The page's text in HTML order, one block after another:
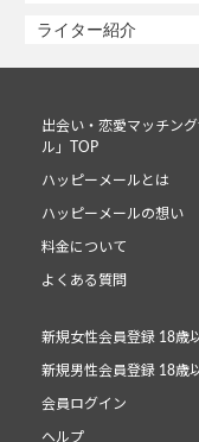
ライター紹介
出会い・恋愛マッチン
ル」TOP
ハッピーメールとは
ハッピーメールの想い
料金について
よくある質問
新規女性会員登録 18歳
新規男性会員登録 18歳
会員ログイン
ヘルプ